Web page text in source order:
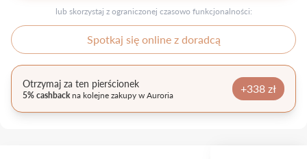
lub skorzystaj z ograniczonej czasowo funkcjonalności:
Spotkaj się online z doradcą
Otrzymaj za ten pierścionek
5% cashbackna kolejne zakupy w Auroria +338 zł